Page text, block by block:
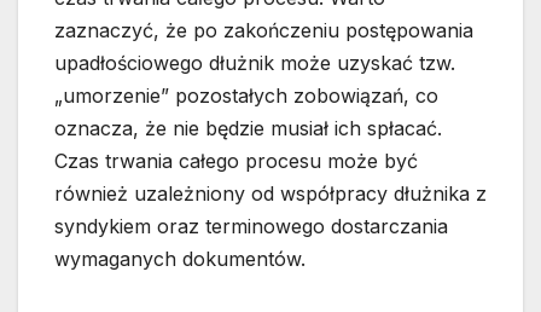
zaznaczyć, że po zakończeniu postępowania
upadłościowego dłużnik może uzyskać tzw.
„umorzenie” pozostałych zobowiązań, co
oznacza, że nie będzie musiał ich spłacać.
Czas trwania całego procesu może być
również uzależniony od współpracy dłużnika z
syndykiem oraz terminowego dostarczania
wymaganych dokumentów.